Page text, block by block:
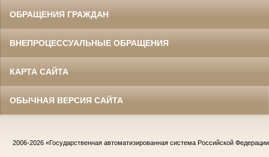
ОБРАЩЕНИЯ ГРАЖДАН
ВНЕПРОЦЕССУАЛЬНЫЕ ОБРАЩЕНИЯ
КАРТА САЙТА
ОБЫЧНАЯ ВЕРСИЯ САЙТА
2006-2026 «Государственная автоматизированная система Российской